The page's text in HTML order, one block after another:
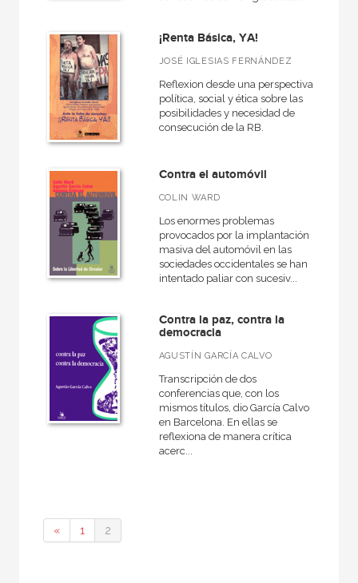
¡Renta Básica, YA!
JOSÉ IGLESIAS FERNÁNDEZ
Reflexion desde una perspectiva
política, social y ética sobre las
posibilidades y necesidad de
consecución de la RB.
Contra el automóvil
COLIN WARD
Los enormes problemas
provocados por la implantación
masiva del automóvil en las
sociedades occidentales se han
intentado paliar con sucesiv...
Contra la paz, contra la
democracia
AGUSTÍN GARCÍA CALVO
Transcripción de dos
conferencias que, con los
mismos títulos, dio García Calvo
en Barcelona. En ellas se
reflexiona de manera crítica
acerc...
« 1 2